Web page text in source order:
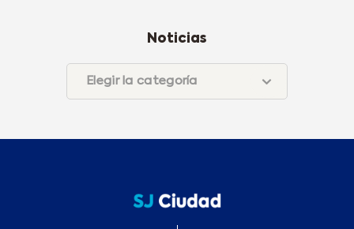
Noticias